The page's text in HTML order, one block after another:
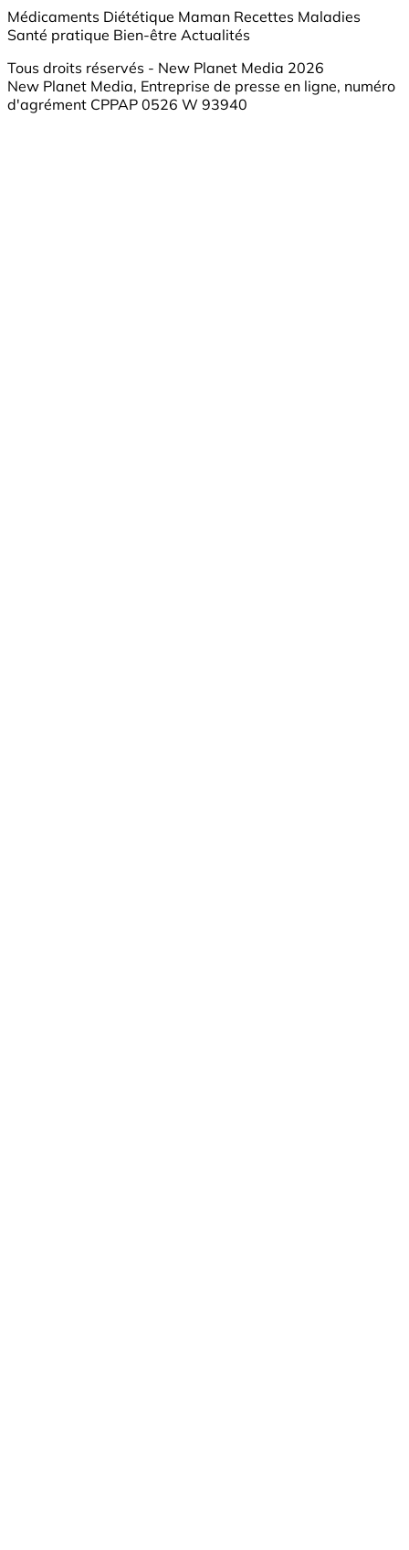
Médicaments Diététique Maman Recettes Maladies
Santé pratique Bien-être Actualités
Tous droits réservés - New Planet Media 2026
New Planet Media, Entreprise de presse en ligne, numéro
d'agrément CPPAP 0526 W 93940